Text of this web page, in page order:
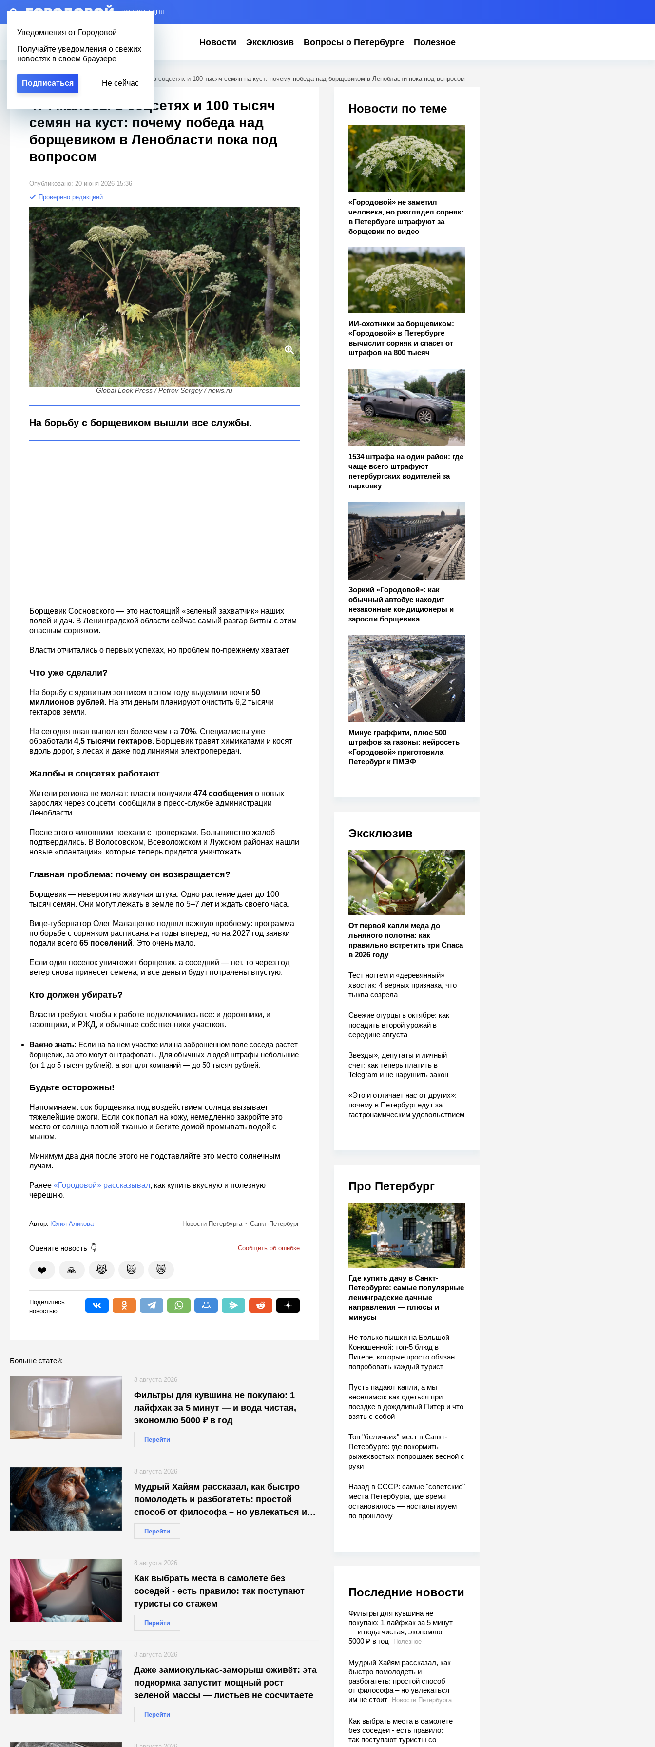
– НОВОСТИ ДНЯ
Уведомления от Городовой
Получайте уведомления о свежих
новостях в своем браузере
Подписаться Не сейчас
Новости Эксклюзив Вопросы о Петербурге Полезное
Городовой Новости Петербурга 474 жалобы в соцсетях и 100 тысяч семян на куст: почему победа над борщевиком в Ленобласти пока под вопросом
Новости по теме
«Городовой» не заметил
человека, но разглядел сорняк:
в Петербурге штрафуют за
борщевик по видео
ИИ-охотники за борщевиком:
«Городовой» в Петербурге
вычислит сорняк и спасет от
штрафов на 800 тысяч
1534 штрафа на один район: где
чаще всего штрафуют
петербургских водителей за
парковку
Зоркий «Городовой»: как
обычный автобус находит
незаконные кондиционеры и
заросли борщевика
Минус граффити, плюс 500
штрафов за газоны: нейросеть
«Городовой» приготовила
Петербург к ПМЭФ
Эксклюзив
От первой капли меда до
льняного полотна: как
правильно встретить три Спаса
в 2026 году
Тест ногтем и «деревянный»
хвостик: 4 верных признака, что
тыква созрела
Свежие огурцы в октябре: как
посадить второй урожай в
середине августа
Звезды», депутаты и личный
счет: как теперь платить в
Telegram и не нарушить закон
«Это и отличает нас от других»:
почему в Петербург едут за
гастронамическим удовольствием
Про Петербург
Где купить дачу в Санкт-
Петербурге: самые популярные
ленинградские дачные
направления — плюсы и
минусы
Не только пышки на Большой
Конюшенной: топ-5 блюд в
Питере, которые просто обязан
попробовать каждый турист
Пусть падают капли, а мы
веселимся: как одеться при
поездке в дождливый Питер и что
взять с собой
Топ "беличьих" мест в Санкт-
Петербурге: где покормить
рыжехвостых попрошаек весной с
руки
Назад в СССР: самые "советские"
места Петербурга, где время
остановилось — ностальгируем
по прошлому
Последние новости
Фильтры для кувшина не
покупаю: 1 лайфхак за 5 минут
— и вода чистая, экономлю
5000 ₽ в год
Полезное
Мудрый Хайям рассказал, как
быстро помолодеть и
разбогатеть: простой способ
от философа – но увлекаться
им не стоит
Новости Петербурга
Как выбрать места в самолете
без соседей - есть правило:
так поступают туристы со
474 жалобы в соцсетях и 100 тысяч
семян на куст: почему победа над
борщевиком в Ленобласти пока под
вопросом
Опубликовано: 20 июня 2026 15:36
Проверено редакцией
474 жалобы в соцсетях и 100 тысяч семян на куст: почему победа над
борщевиком в Ленобласти пока под вопросом
Global Look Press / Petrov Sergey / news.ru
На борьбу с борщевиком вышли все службы.
Борщевик Сосновского — это настоящий «зеленый захватчик» наших
полей и дач. В Ленинградской области сейчас самый разгар битвы с этим
опасным сорняком.
Власти отчитались о первых успехах, но проблем по-прежнему хватает.
Что уже сделали?
На борьбу с ядовитым зонтиком в этом году выделили почти 50
миллионов рублей. На эти деньги планируют очистить 6,2 тысячи
гектаров земли.
На сегодня план выполнен более чем на 70%. Специалисты уже
обработали 4,5 тысячи гектаров. Борщевик травят химикатами и косят
вдоль дорог, в лесах и даже под линиями электропередач.
Жалобы в соцсетях работают
Жители региона не молчат: власти получили 474 сообщенияо новых
зарослях через соцсети, сообщили в пресс-службе администрации
Ленобласти.
После этого чиновники поехали с проверками. Большинство жалоб
подтвердились. В Волосовском, Всеволожском и Лужском районах нашли
новые «плантации», которые теперь придется уничтожать.
Главная проблема: почему он возвращается?
Борщевик — невероятно живучая штука. Одно растение дает до 100
тысяч семян. Они могут лежать в земле по 5–7 лет и ждать своего часа.
Вице-губернатор Олег Малащенко поднял важную проблему: программа
по борьбе с сорняком расписана на годы вперед, но на 2027 год заявки
подали всего 65 поселений. Это очень мало.
Если один поселок уничтожит борщевик, а соседний — нет, то через год
ветер снова принесет семена, и все деньги будут потрачены впустую.
Кто должен убирать?
Власти требуют, чтобы к работе подключились все: и дорожники, и
газовщики, и РЖД, и обычные собственники участков.
Важно знать: Если на вашем участке или на заброшенном поле соседа растет
борщевик, за это могут оштрафовать. Для обычных людей штрафы небольшие
(от 1 до 5 тысяч рублей), а вот для компаний — до 50 тысяч рублей.
Будьте осторожны!
Напоминаем: сок борщевика под воздействием солнца вызывает
тяжелейшие ожоги. Если сок попал на кожу, немедленно закройте это
место от солнца плотной тканью и бегите домой промывать водой с
мылом.
Минимум два дня после этого не подставляйте это место солнечным
лучам.
Ранее «Городовой» рассказывал, как купить вкусную и полезную
черешню.
Автор: Юлия Аликова Новости Петербурга Санкт-Петербург
Оцените новость Сообщить об ошибке
❤️ 🙏 😹 🙀 😿
Поделитесь
новостью
Больше статей:
Фильтры для кувшина не покупаю: 1
лайфхак за 5 минут — и вода чистая,
экономлю 5000 ₽ в год
Перейти
8 августа 2026
Мудрый Хайям рассказал, как быстро
помолодеть и разбогатеть: простой
способ от философа – но увлекаться им
Перейти
8 августа 2026
Как выбрать места в самолете без
соседей - есть правило: так поступают
туристы со стажем
Перейти
8 августа 2026
Даже замиокулькас-заморыш оживёт: эта
подкормка запустит мощный рост
зеленой массы — листьев не сосчитаете
Перейти
8 августа 2026